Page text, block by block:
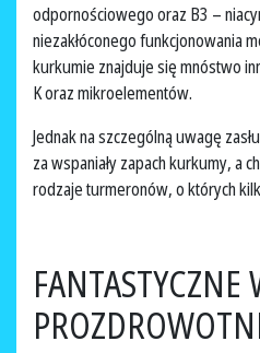
odpornościowego oraz B3 –
niezakłóconego funkcjonowania
kurkumie znajduje się mnóstwo
K oraz mikroelementów.
Jednak na szczególną uwagę
za wspaniały zapach kurkumy, a
rodzaje turmeronów, o których